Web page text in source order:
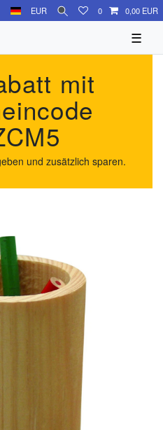
EUR 0 0,00 EUR
☰
mit
und zusätzlich sparen.